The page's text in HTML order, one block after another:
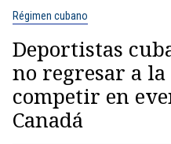
Régimen cubano
Deportistas
no regresar a
competir en
Canadá